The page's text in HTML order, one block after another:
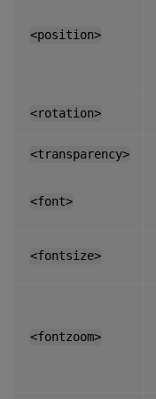
<position>
<rotation>
<transparency>
<font>
<fontsize>
<fontzoom>